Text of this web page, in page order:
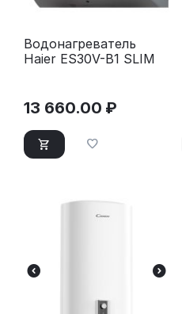
Водонагреватель
Haier ES30V-B1 SLIM
13 660.00 ₽